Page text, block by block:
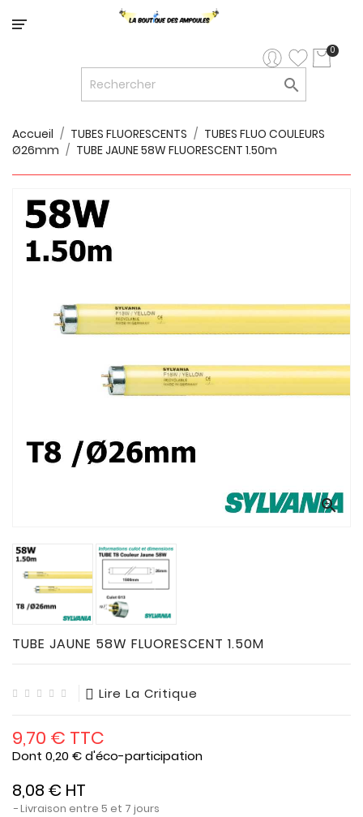
Catégorie
12V/24V
LUMINAIRES
INTERIEURS
LUMINAIRES
EXTERIEURS
RUBANS
AMPOULES
SOLAIRES
TUBES
FLUORESCENTS
HALOGENE
/
IODURE
0

Accueil TUBES FLUORESCENTS
TUBES FLUO COULEURS
Ø26mm
TUBE JAUNE 58W FLUORESCENT 1.50m

TUBE JAUNE 58W FLUORESCENT 1.50M
Lire La Critique
9,70 € TTC
Dont 0,20 € d'éco-participation
8,08 € HT
Livraison entre 5 et 7 jours